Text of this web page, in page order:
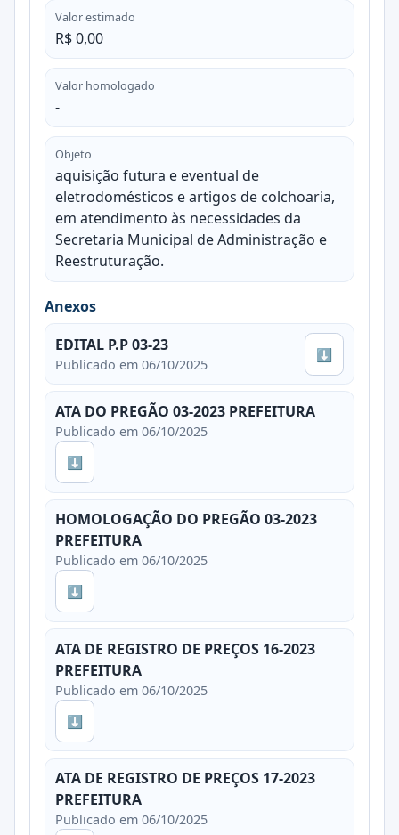
Valor estimado
R$ 0,00
Valor homologado
-
Objeto
aquisição futura e eventual de
eletrodomésticos e artigos de colchoaria,
em atendimento às necessidades da
Secretaria Municipal de Administração e
Reestruturação.
Anexos
EDITAL P.P 03-23
Publicado em 06/10/2025
⬇
ATA DO PREGÃO 03-2023 PREFEITURA
Publicado em 06/10/2025
⬇
HOMOLOGAÇÃO DO PREGÃO 03-2023
PREFEITURA
Publicado em 06/10/2025
⬇
ATA DE REGISTRO DE PREÇOS 16-2023
PREFEITURA
Publicado em 06/10/2025
⬇
ATA DE REGISTRO DE PREÇOS 17-2023
PREFEITURA
Publicado em 06/10/2025